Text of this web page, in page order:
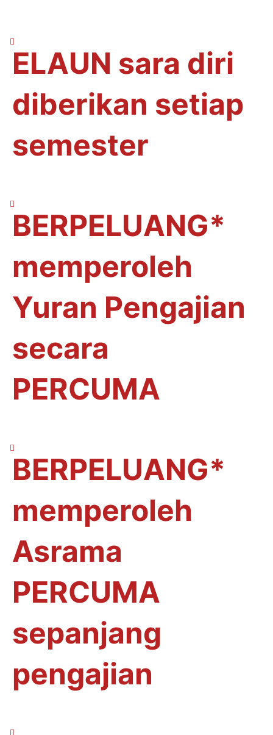
ELAUN sara diri
diberikan setiap
semester
BERPELUANG*
memperoleh
Yuran Pengajian
secara
PERCUMA
BERPELUANG*
memperoleh
Asrama
PERCUMA
sepanjang
pengajian